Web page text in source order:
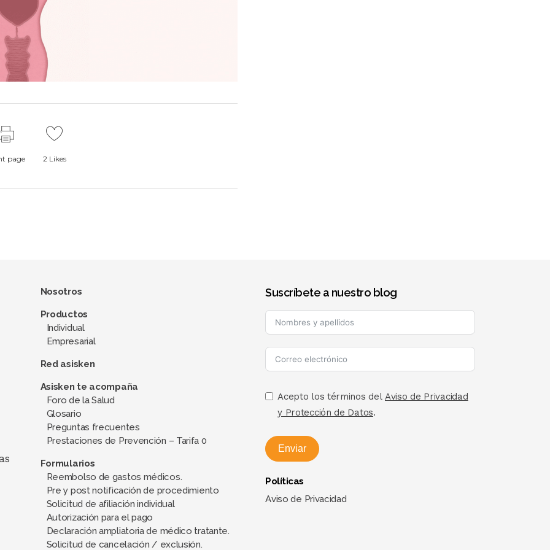
page 2Likes
Nosotros
Productos
Individual
Empresarial
Red asisken
Asisken te acompaña
Foro de la Salud
Glosario
Preguntas frecuentes
Prestaciones de Prevención – Tarifa 0
Formularios
Reembolso de gastos médicos.
Pre y post notificación de procedimiento
Solicitud de afiliación individual
Autorización para el pago
Declaración ampliatoria de médico tratante.
Solicitud de cancelación / exclusión.
Suscríbete a nuestro blog
Acepto los términos delAviso de Privacidad
y Protección de Datos.
Enviar
A
l
Políticas
Aviso de Privacidad